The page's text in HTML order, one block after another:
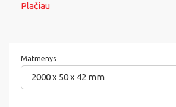
Plačiau
Matmenys
2000 x 50 x 42 mm